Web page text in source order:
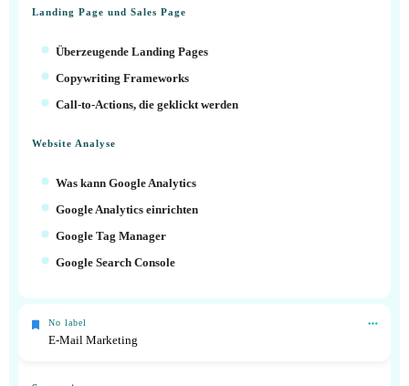
Landing Page und Sales Page
Überzeugende Landing Pages
Copywriting Frameworks
Call-to-Actions, die geklickt werden
Website Analyse
Was kann Google Analytics
Google Analytics einrichten
Google Tag Manager
Google Search Console
No label
E-Mail Marketing